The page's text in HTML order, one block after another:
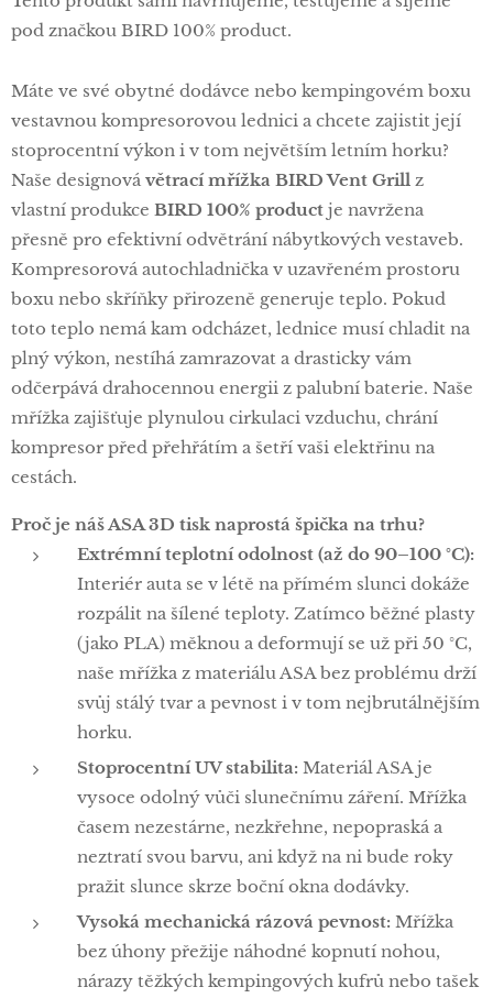
pod značkou BIRD 100% product.
Máte ve své obytné dodávce nebo kempingovém boxu
vestavnou kompresorovou lednici a chcete zajistit její
stoprocentní výkon i v tom největším letním horku?
Naše designová větrací mřížka BIRD Vent Grill z
vlastní produkce BIRD 100% product je navržena
přesně pro efektivní odvětrání nábytkových vestaveb.
Kompresorová autochladnička v uzavřeném prostoru
boxu nebo skříňky přirozeně generuje teplo. Pokud
toto teplo nemá kam odcházet, lednice musí chladit na
plný výkon, nestíhá zamrazovat a drasticky vám
odčerpává drahocennou energii z palubní baterie. Naše
mřížka zajišťuje plynulou cirkulaci vzduchu, chrání
kompresor před přehřátím a šetří vaši elektřinu na
cestách.
Proč je náš ASA 3D tisk naprostá špička na trhu?
Extrémní teplotní odolnost (až do 90–100 °C):
Interiér auta se v létě na přímém slunci dokáže
rozpálit na šílené teploty. Zatímco běžné plasty
(jako PLA) měknou a deformují se už při 50 °C,
naše mřížka z materiálu ASA bez problému drží
svůj stálý tvar a pevnost i v tom nejbrutálnějším
horku.
Stoprocentní UV stabilita: Materiál ASA je
vysoce odolný vůči slunečnímu záření. Mřížka
časem nezestárne, nezkřehne, nepopraská a
neztratí svou barvu, ani když na ni bude roky
pražit slunce skrze boční okna dodávky.
Vysoká mechanická rázová pevnost: Mřížka
bez úhony přežije náhodné kopnutí nohou,
nárazy těžkých kempingových kufrů nebo tašek